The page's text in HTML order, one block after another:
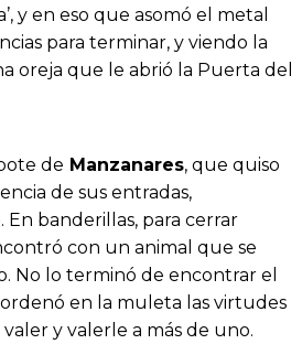
y en eso que asomó el metal
para terminar, y viendo la
oreja que le abrió la Puerta del
de Manzanares, que quiso
de sus entradas,
banderillas, para cerrar
con un animal que se
No lo terminó de encontrar el
en la muleta las virtudes
y valerle a más de uno.